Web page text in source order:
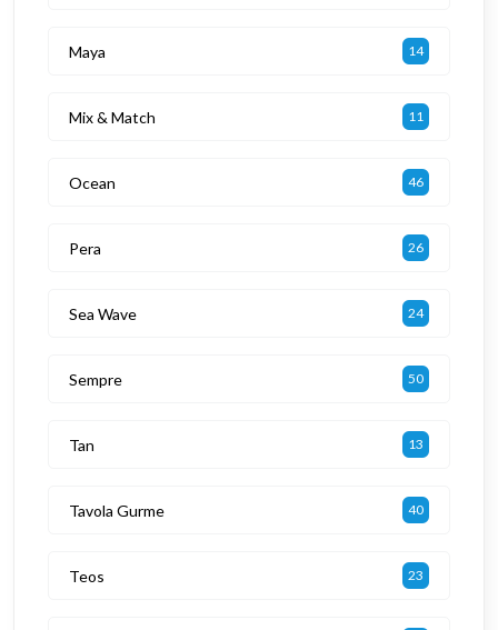
Maya 14
Mix & Match 11
Ocean 46
Pera 26
Sea Wave 24
Sempre 50
Tan 13
Tavola Gurme 40
Teos 23